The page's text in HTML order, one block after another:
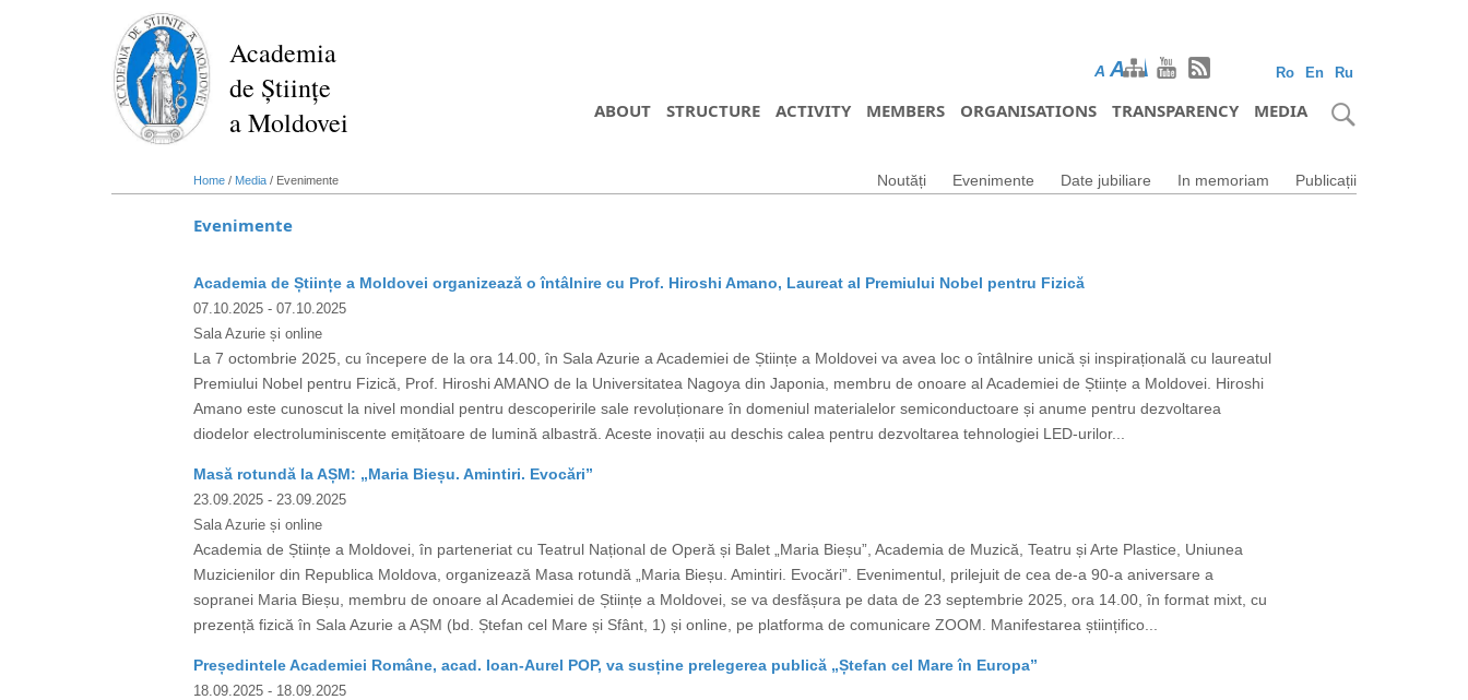
Academia
de Științe
a Moldovei
Ro En Ru
A AA
ABOUT STRUCTURE ACTIVITY MEMBERS ORGANISATIONS TRANSPARENCY MEDIA
Home / Media / Evenimente Noutăți Evenimente Date jubiliare In memoriam Publicații
Evenimente
Academia de Științe a Moldovei organizează o întâlnire cu Prof. Hiroshi Amano, Laureat al Premiului Nobel pentru Fizică
07.10.2025 - 07.10.2025
Sala Azurie și online
La 7 octombrie 2025, cu începere de la ora 14.00, în Sala Azurie a Academiei de Științe a Moldovei va avea loc o întâlnire unică și inspirațională cu laureatul
Premiului Nobel pentru Fizică, Prof. Hiroshi AMANO de la Universitatea Nagoya din Japonia, membru de onoare al Academiei de Științe a Moldovei. Hiroshi
Amano este cunoscut la nivel mondial pentru descoperirile sale revoluționare în domeniul materialelor semiconductoare și anume pentru dezvoltarea
diodelor electroluminiscente emițătoare de lumină albastră. Aceste inovații au deschis calea pentru dezvoltarea tehnologiei LED-urilor...
Masă rotundă la AȘM: „Maria Bieșu. Amintiri. Evocări”
23.09.2025 - 23.09.2025
Sala Azurie și online
Academia de Științe a Moldovei, în parteneriat cu Teatrul Național de Operă și Balet „Maria Bieșu”, Academia de Muzică, Teatru și Arte Plastice, Uniunea
Muzicienilor din Republica Moldova, organizează Masa rotundă „Maria Bieșu. Amintiri. Evocări”. Evenimentul, prilejuit de cea de-a 90-a aniversare a
sopranei Maria Bieșu, membru de onoare al Academiei de Științe a Moldovei, se va desfășura pe data de 23 septembrie 2025, ora 14.00, în format mixt, cu
prezență fizică în Sala Azurie a AȘM (bd. Ștefan cel Mare și Sfânt, 1) și online, pe platforma de comunicare ZOOM. Manifestarea științifico...
Președintele Academiei Române, acad. Ioan-Aurel POP, va susține prelegerea publică „Ștefan cel Mare în Europa”
18.09.2025 - 18.09.2025